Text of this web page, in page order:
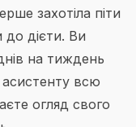
захотіла піти
до дієти. Ви
на тиждень
всю
огляд свого